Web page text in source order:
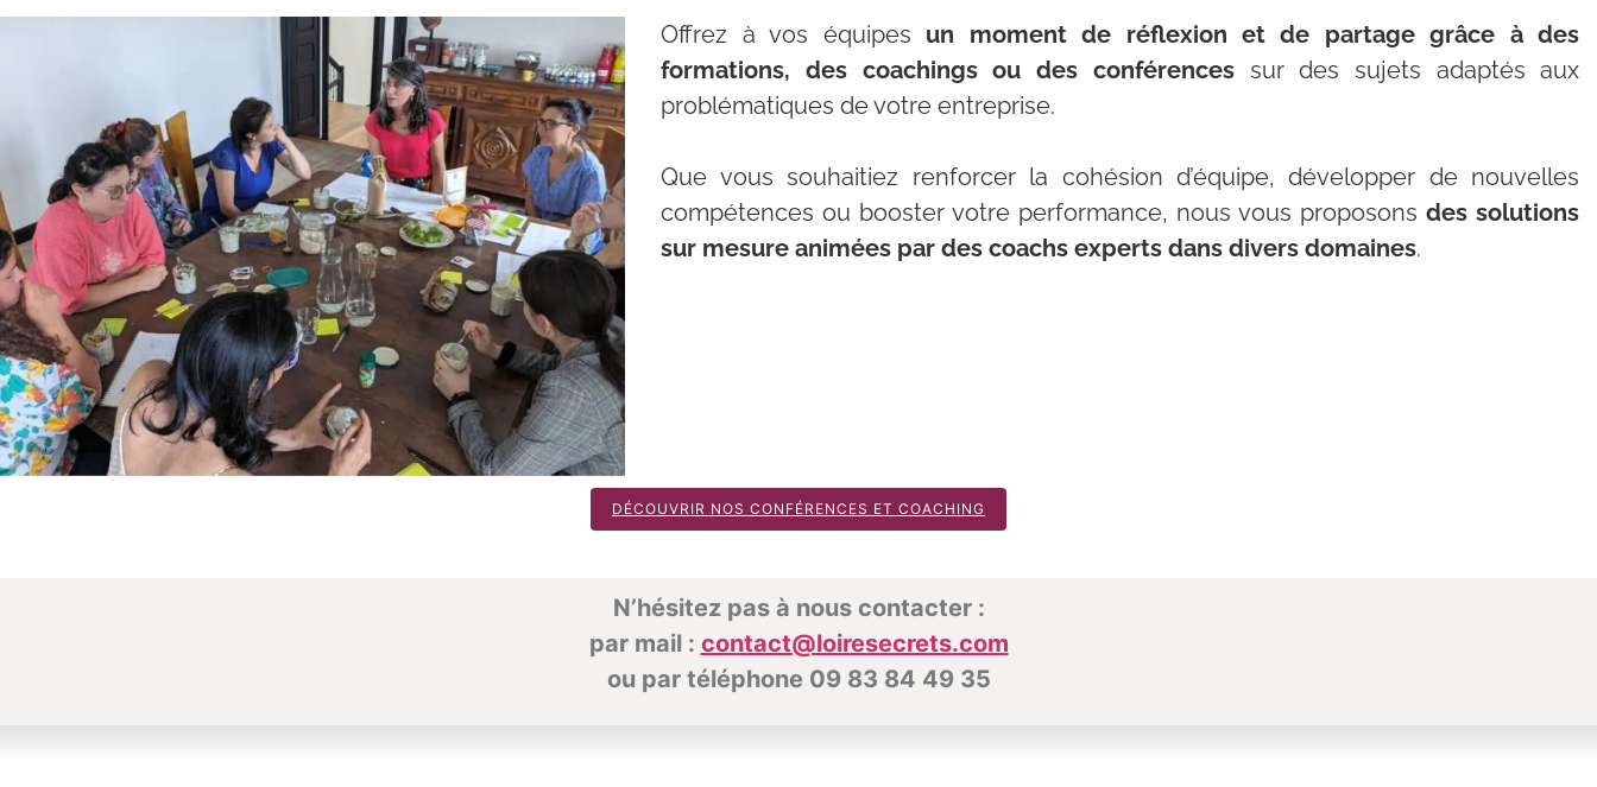
Offrez à vos équipes un moment de réflexion et de partage grâce à des
formations, des coachings ou des conférencessur des sujets adaptés aux
problématiques de votre entreprise.
Que vous souhaitiez renforcer la cohésion d’équipe, développer de nouvelles
compétences ou booster votre performance, nous vous proposonsdes solutions
sur mesure animées par des coachs experts dans divers domaines.
DÉCOUVRIR NOS CONFÉRENCES ET COACHING
N’hésitez pas à nous contacter :
par mail : contact@loiresecrets.com
ou par téléphone 09 83 84 49 35